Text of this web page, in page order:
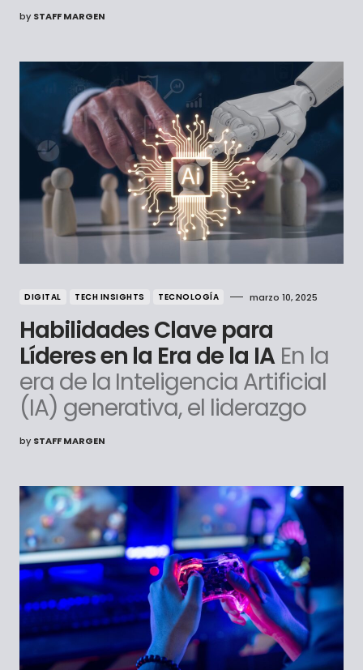
by STAFF MARGEN
DIGITAL TECH INSIGHTS TECNOLOGÍA marzo 10, 2025
Habilidades Clave para
Líderes en la Era de la IA ​En la
era de la Inteligencia Artificial
(IA) generativa, el liderazgo
by STAFF MARGEN